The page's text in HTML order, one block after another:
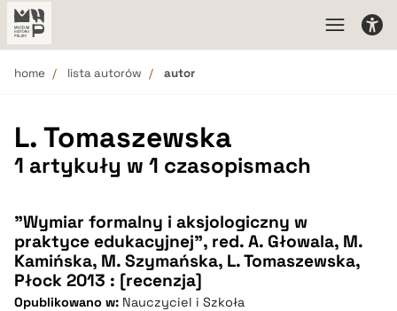
home lista autorów autor
L. Tomaszewska
1 artykuły w 1 czasopismach
"Wymiar formalny i aksjologiczny w
praktyce edukacyjnej", red. A. Głowala, M.
Kamińska, M. Szymańska, L. Tomaszewska,
Płock 2013 : [recenzja]
Opublikowano w: Nauczyciel i Szkoła